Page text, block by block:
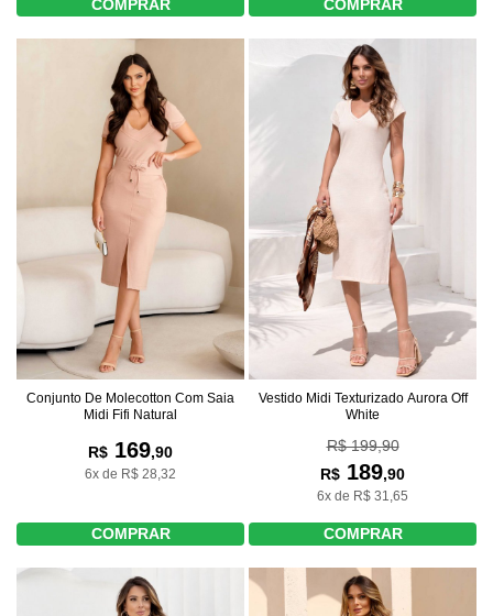
COMPRAR COMPRAR
Conjunto De Molecotton Com Saia
Midi Fifi Natural
R$ 169,90
6x de R$ 28,32
COMPRAR
Vestido Midi Texturizado Aurora Off
White
R$ 199,90
R$ 189,90
6x de R$ 31,65
COMPRAR